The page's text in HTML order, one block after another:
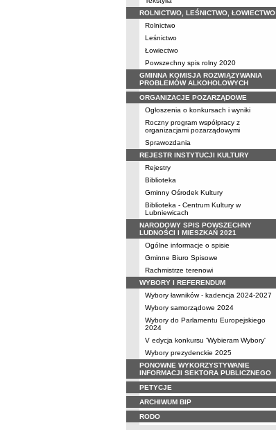
ROLNICTWO, LEŚNICTWO, ŁOWIECTWO
Rolnictwo
Leśnictwo
Łowiectwo
Powszechny spis rolny 2020
GMINNA KOMISJA ROZWIĄZYWANIA
PROBLEMÓW ALKOHOLOWYCH
ORGANIZACJE POZARZĄDOWE
Ogłoszenia o konkursach i wyniki
Roczny program współpracy z
organizacjami pozarządowymi
Sprawozdania
REJESTR INSTYTUCJI KULTURY
Rejestry
Biblioteka
Gminny Ośrodek Kultury
Biblioteka - Centrum Kultury w
Lubniewicach
NARODOWY SPIS POWSZECHNY
LUDNOŚCI I MIESZKAŃ 2021
Ogólne informacje o spisie
Gminne Biuro Spisowe
Rachmistrze terenowi
WYBORY I REFERENDUM
Wybory ławników - kadencja 2024-2027
Wybory samorządowe 2024
Wybory do Parlamentu Europejskiego
2024
V edycja konkursu 'Wybieram Wybory'
Wybory prezydenckie 2025
PONOWNE WYKORZYSTYWANIE
INFORMACJI SEKTORA PUBLICZNEGO
PETYCJE
ARCHIWUM BIP
RODO